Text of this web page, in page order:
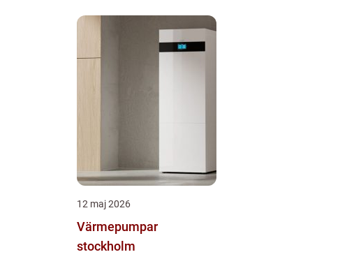
12 maj 2026
Värmepumpar
stockholm